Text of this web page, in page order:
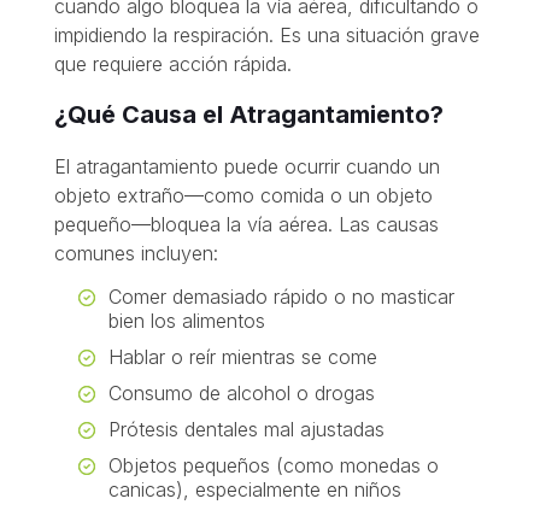
cuando algo bloquea la vía aérea, dificultando o
impidiendo la respiración. Es una situación grave
que requiere acción rápida.
¿Qué Causa el Atragantamiento?
El atragantamiento puede ocurrir cuando un
objeto extraño—como comida o un objeto
pequeño—bloquea la vía aérea. Las causas
comunes incluyen:
Comer demasiado rápido o no masticar
bien los alimentos
Hablar o reír mientras se come
Consumo de alcohol o drogas
Prótesis dentales mal ajustadas
Objetos pequeños (como monedas o
canicas), especialmente en niños